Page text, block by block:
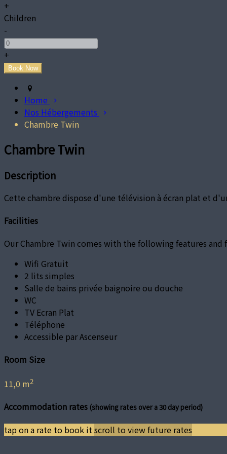
+
Children
-
+
Home
Nos Hébergements
Chambre Twin
Chambre Twin
Description
Cette chambre dispose d'une télévision à écran plat et
Facilities
Our Chambre Twin comes with the following features and
Wifi Gratuit
2 lits simples
Salle de bains privée baignoire ou douche
WC
TV Ecran Plat
Téléphone
Accessible par Ascenseur
Room Size
11,0 m2
Accommodation rates (showing rates over a 30 day period)
tap on a rate to book it scroll to view future rates